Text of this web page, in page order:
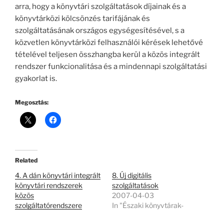
arra, hogy a könyvtári szolgáltatások díjainak és a
könyvtárközi kölcsönzés tarifájának és
szolgáltatásának országos egységesítésével, s a
közvetlen könyvtárközi felhasználói kérések lehetővé
tételével teljesen összhangba kerül a közös integrált
rendszer funkcionalitása és a mindennapi szolgáltatási
gyakorlat is.
Megosztás:
Related
4. A dán könyvtári integrált
könyvtári rendszerek
közös
szolgáltatórendszere
8. Új digitális
szolgáltatások
2007-04-03
In "Északi könyvtárak-